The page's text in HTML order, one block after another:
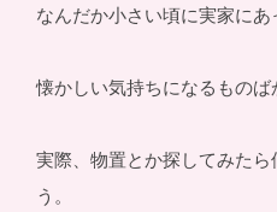
なんだか小さい頃に実家にあ
懐かしい気持ちになるものば
実際、物置とか探してみた
う。